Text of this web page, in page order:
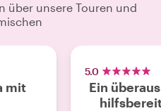
über unsere Touren und
mit
5.0
Ein